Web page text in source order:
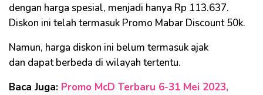
dengan harga spesial, menjadi hanya Rp 113.637.
Diskon ini telah termasuk Promo Mabar Discount 50k.
Namun, harga diskon ini belum termasuk ajak
dan dapat berbeda di wilayah tertentu.
Baca Juga: Promo McD Terbaru 6-31 Mei 2023,